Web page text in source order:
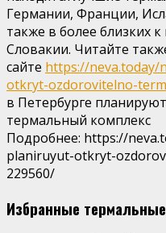
Германии, Франции,
также в более близких
Словакии. Читайте
сайте https://
otkryt-ozdorovitelno-
в Петербурге
термальный комплекс
Подробнее: https://
planiruyut-otkryt-
229560/
Избранные